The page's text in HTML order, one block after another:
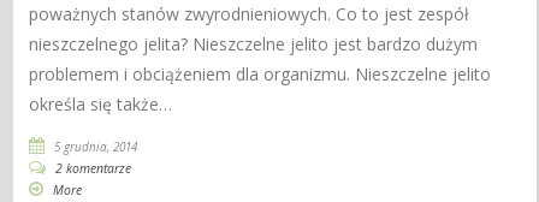
poważnych stanów zwyrodnieniowych. Co to jest zespół
nieszczelnego jelita? Nieszczelne jelito jest bardzo dużym
problemem i obciążeniem dla organizmu. Nieszczelne jelito
określa się także…
5 grudnia, 2014
2 komentarze
More